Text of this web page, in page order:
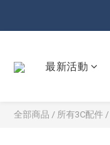
最新活動
全部商品 / 所有3C配件 /